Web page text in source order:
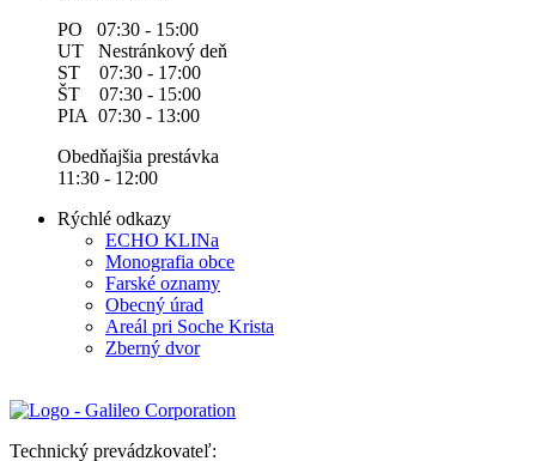
PO 07:30 - 15:00
UT Nestránkový deň
ST 07:30 - 17:00
ŠT 07:30 - 15:00
PIA 07:30 - 13:00
Obedňajšia prestávka
11:30 - 12:00
Rýchlé odkazy
ECHO KLINa
Monografia obce
Farské oznamy
Obecný úrad
Areál pri Soche Krista
Zberný dvor
Technický prevádzkovateľ: